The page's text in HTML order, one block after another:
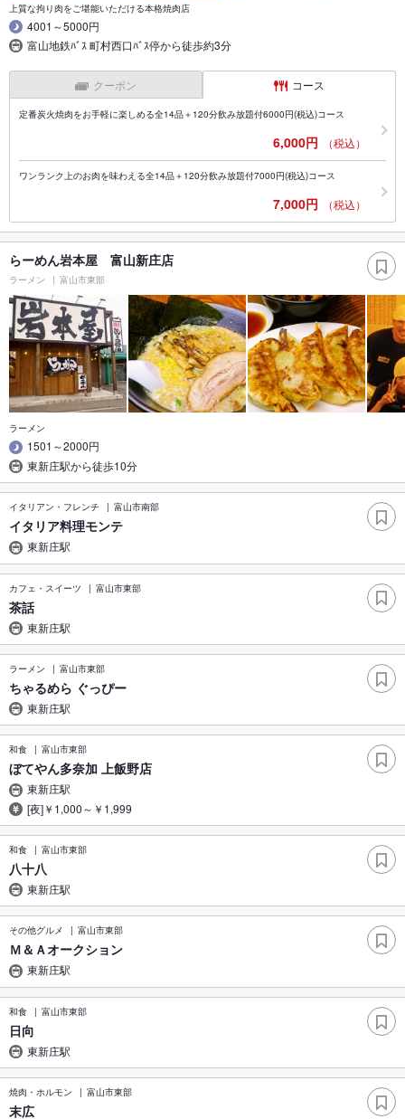
上質な拘り肉をご堪能いただける本格焼肉店
4001～5000円
富山地鉄ﾊﾞｽ 町村西口ﾊﾞｽ停から徒歩約3分
クーポン コース
定番炭火焼肉をお手軽に楽しめる全14品＋120分飲み放題付6000円(税込)コース
6,000円 （税込）
ワンランク上のお肉を味わえる全14品＋120分飲み放題付7000円(税込)コース
7,000円 （税込）
らーめん岩本屋 富山新庄店
ラーメン 富山市東部
ラーメン
1501～2000円
東新庄駅から徒歩10分
イタリアン・フレンチ 富山市南部
イタリア料理モンテ
東新庄駅
カフェ・スイーツ 富山市東部
茶話
東新庄駅
ラーメン 富山市東部
ちゃるめら ぐっぴー
東新庄駅
和食 富山市東部
ぼてやん多奈加 上飯野店
東新庄駅
[夜]￥1,000～￥1,999
和食 富山市東部
八十八
東新庄駅
その他グルメ 富山市東部
Ｍ＆Ａオークション
東新庄駅
和食 富山市東部
日向
東新庄駅
焼肉・ホルモン 富山市東部
末広